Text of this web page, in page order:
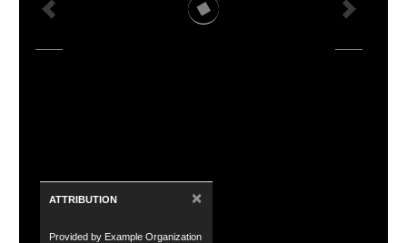
ATTRIBUTION ×
Provided by Example Organization